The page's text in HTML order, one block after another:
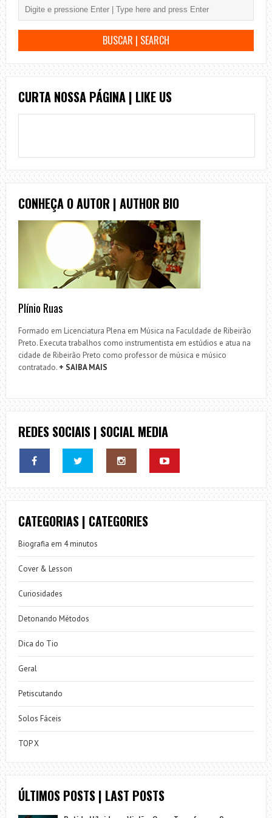
CURTA NOSSA PÁGINA | LIKE US
CONHEÇA O AUTOR | AUTHOR BIO
Plínio Ruas
Formado em Licenciatura Plena em Música na Faculdade de Ribeirão
Preto. Executa trabalhos como instrumentista em estúdios e atua na
cidade de Ribeirão Preto como professor de música e músico
contratado. + SAIBA MAIS
REDES SOCIAIS | SOCIAL MEDIA
CATEGORIAS | CATEGORIES
Biografia em 4 minutos
Cover & Lesson
Curiosidades
Detonando Métodos
Dica do Tio
Geral
Petiscutando
Solos Fáceis
TOP X
ÚLTIMOS POSTS | LAST POSTS